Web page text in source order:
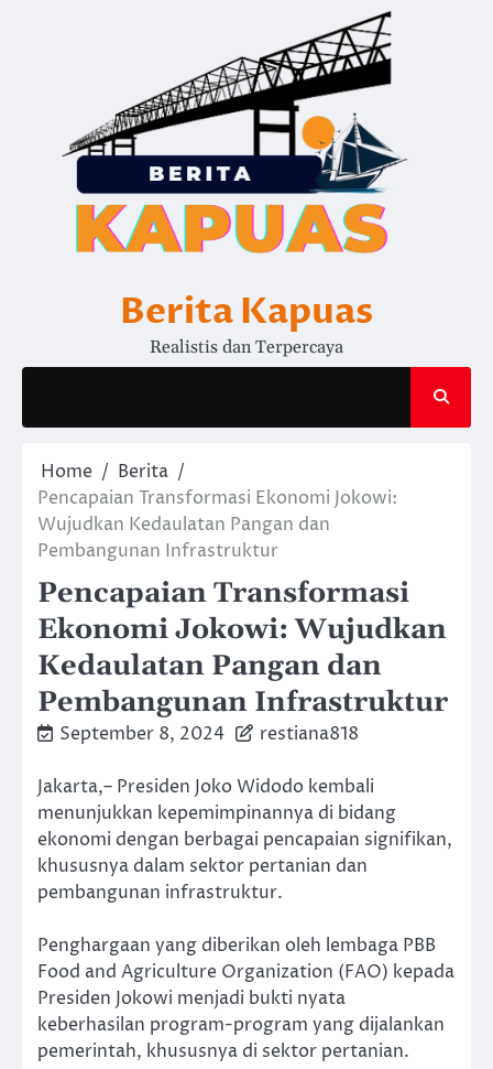
Berita Kapuas
Realistis dan Terpercaya
Home
Berita
Pencapaian Transformasi Ekonomi Jokowi:
Wujudkan Kedaulatan Pangan dan
Pembangunan Infrastruktur
Pencapaian Transformasi
Ekonomi Jokowi: Wujudkan
Kedaulatan Pangan dan
Pembangunan Infrastruktur
September 8, 2024 restiana818
Jakarta,– Presiden Joko Widodo kembali
menunjukkan kepemimpinannya di bidang
ekonomi dengan berbagai pencapaian signifikan,
khususnya dalam sektor pertanian dan
pembangunan infrastruktur.
Penghargaan yang diberikan oleh lembaga PBB
Food and Agriculture Organization (FAO) kepada
Presiden Jokowi menjadi bukti nyata
keberhasilan program-program yang dijalankan
pemerintah, khususnya di sektor pertanian.